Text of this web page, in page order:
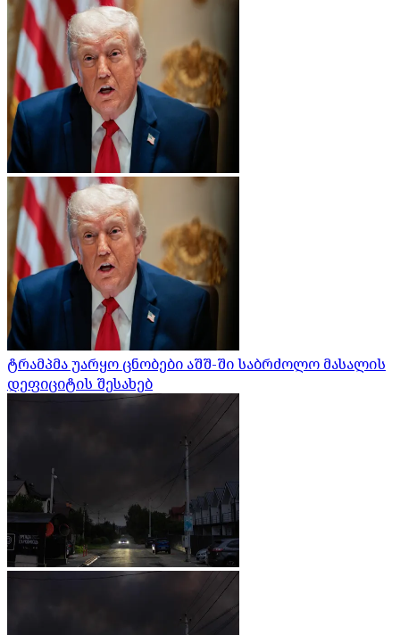
ტრამპმა უარყო ცნობები აშშ-ში საბრძოლო მასალის
დეფიციტის შესახებ